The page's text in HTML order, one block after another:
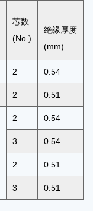
芯数
(No.)
绝缘厚度
(mm)
2 0.54
2 0.51
2 0.54
3 0.54
2 0.51
3 0.51